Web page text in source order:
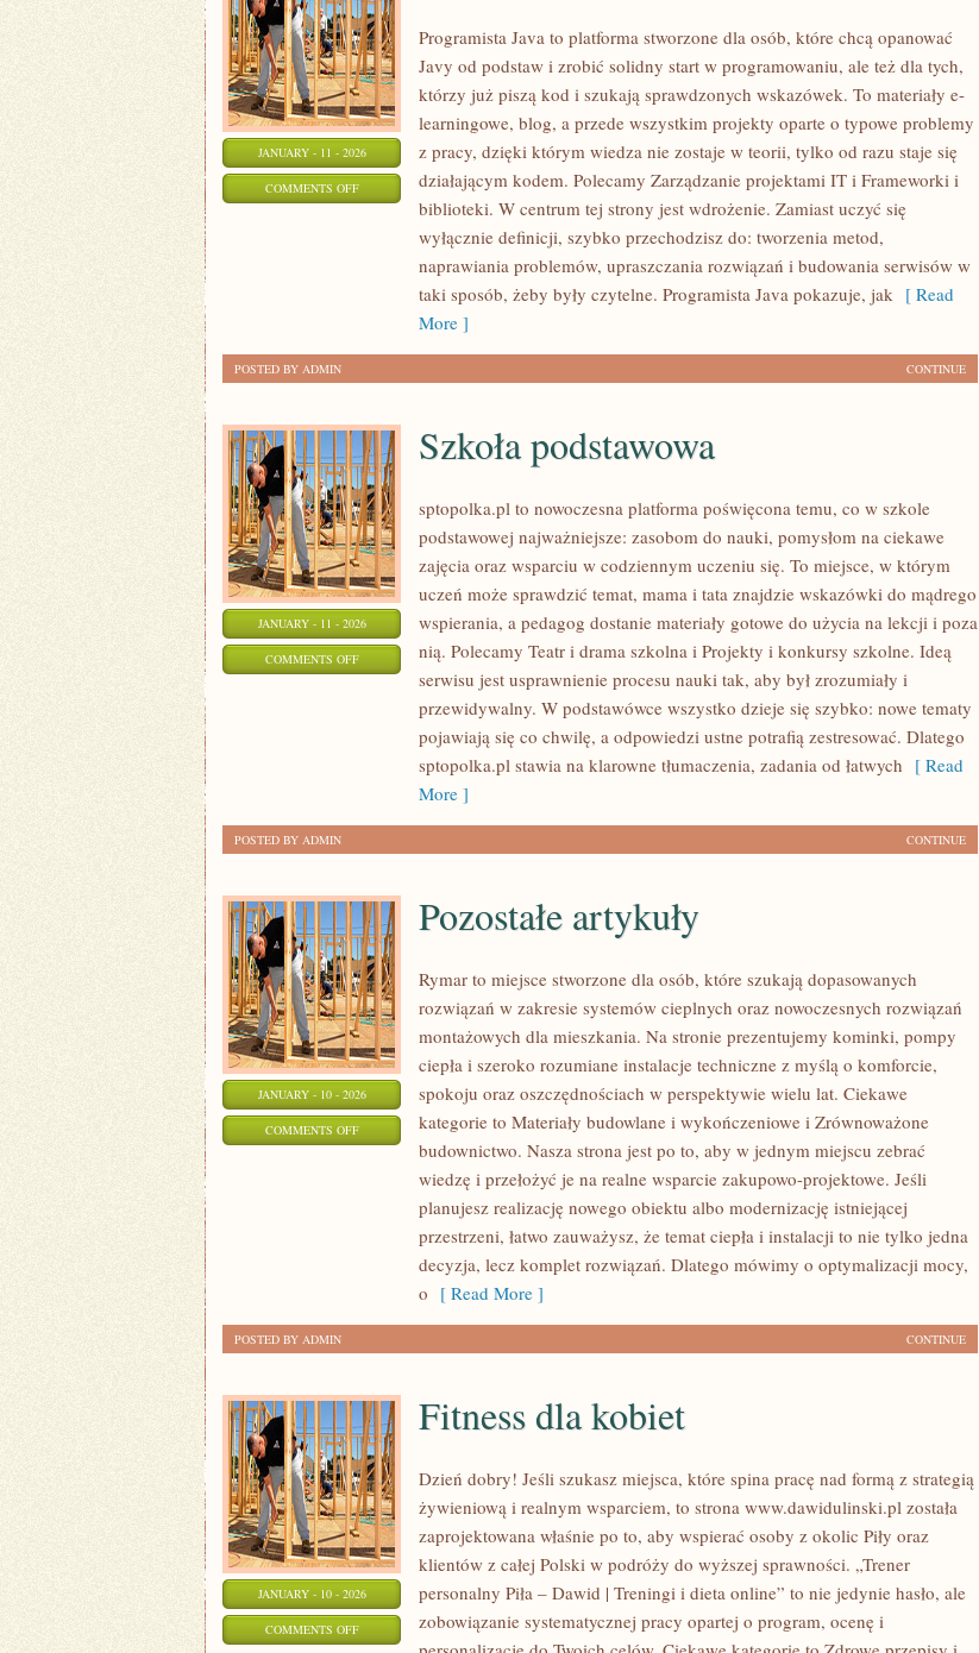
JANUARY - 11 - 2026
COMMENTS OFFON
Programista Java to platforma stworzone dla osób, które chcą opanować
Javy od podstaw i zrobić solidny start w programowaniu, ale też dla tych,
którzy już piszą kod i szukają sprawdzonych wskazówek. To materiały e-
learningowe, blog, a przede wszystkim projekty oparte o typowe problemy
z pracy, dzięki którym wiedza nie zostaje w teorii, tylko od razu staje się
działającym kodem. Polecamy Zarządzanie projektami IT i Frameworki i
biblioteki. W centrum tej strony jest wdrożenie. Zamiast uczyć się
wyłącznie definicji, szybko przechodzisz do: tworzenia metod,
naprawiania problemów, upraszczania rozwiązań i budowania serwisów w
taki sposób, żeby były czytelne. Programista Java pokazuje, jak [ Read
More ]
CONTINUE
POSTED BY ADMIN
JANUARY - 11 - 2026
COMMENTS OFFON
PODSTAWOWA
Szkoła podstawowa
sptopolka.pl to nowoczesna platforma poświęcona temu, co w szkole
podstawowej najważniejsze: zasobom do nauki, pomysłom na ciekawe
zajęcia oraz wsparciu w codziennym uczeniu się. To miejsce, w którym
uczeń może sprawdzić temat, mama i tata znajdzie wskazówki do mądrego
wspierania, a pedagog dostanie materiały gotowe do użycia na lekcji i poza
nią. Polecamy Teatr i drama szkolna i Projekty i konkursy szkolne. Ideą
serwisu jest usprawnienie procesu nauki tak, aby był zrozumiały i
przewidywalny. W podstawówce wszystko dzieje się szybko: nowe tematy
pojawiają się co chwilę, a odpowiedzi ustne potrafią zestresować. Dlatego
sptopolka.pl stawia na klarowne tłumaczenia, zadania od łatwych [ Read
More ]
CONTINUE
POSTED BY ADMIN
JANUARY - 10 - 2026
COMMENTS OFFON
POZOSTAŁE
Pozostałe artykuły
Rymar to miejsce stworzone dla osób, które szukają dopasowanych
rozwiązań w zakresie systemów cieplnych oraz nowoczesnych rozwiązań
montażowych dla mieszkania. Na stronie prezentujemy kominki, pompy
ciepła i szeroko rozumiane instalacje techniczne z myślą o komforcie,
spokoju oraz oszczędnościach w perspektywie wielu lat. Ciekawe
kategorie to Materiały budowlane i wykończeniowe i Zrównoważone
budownictwo. Nasza strona jest po to, aby w jednym miejscu zebrać
wiedzę i przełożyć je na realne wsparcie zakupowo-projektowe. Jeśli
planujesz realizację nowego obiektu albo modernizację istniejącej
przestrzeni, łatwo zauważysz, że temat ciepła i instalacji to nie tylko jedna
decyzja, lecz komplet rozwiązań. Dlatego mówimy o optymalizacji mocy,
o [ Read More ]
CONTINUE
POSTED BY ADMIN
JANUARY - 10 - 2026
COMMENTS OFFON
Fitness dla kobiet
Dzień dobry! Jeśli szukasz miejsca, które spina pracę nad formą z strategią
żywieniową i realnym wsparciem, to strona www.dawidulinski.pl została
zaprojektowana właśnie po to, aby wspierać osoby z okolic Piły oraz
klientów z całej Polski w podróży do wyższej sprawności. „Trener
personalny Piła – Dawid | Treningi i dieta online” to nie jedynie hasło, ale
zobowiązanie systematycznej pracy opartej o program, ocenę i